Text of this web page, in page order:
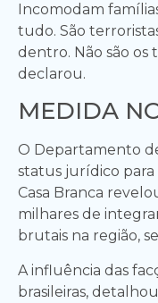
Incomodam
tudo. São
dentro. Não são
declarou.
MEDIDA
O Departamento
status jurídico para
Casa Branca
milhares de
brutais na região,
A influência das
brasileiras,